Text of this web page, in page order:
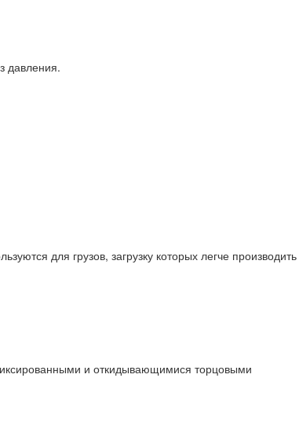
давления.
для грузов, загрузку которых легче производить
и откидывающимися торцовыми